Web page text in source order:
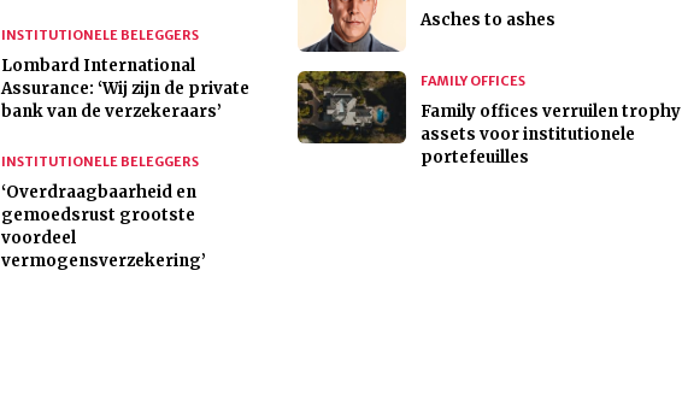
INSTITUTIONELE BELEGGERS
Lombard International
Assurance: ‘Wij zijn de private
bank van de verzekeraars’
INSTITUTIONELE BELEGGERS
‘Overdraagbaarheid en
gemoedsrust grootste
voordeel
vermogensverzekering’
Asches to ashes
FAMILY OFFICES
Family offices verruilen trophy
assets voor institutionele
portefeuilles